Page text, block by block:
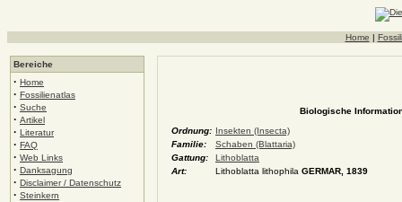
Home |
Bereiche
· Home
· Fossilienatlas
· Suche
· Artikel
· Literatur
· FAQ
· Web Links
· Danksagung
· Disclaimer / Datenschutz
· Steinkern
Biologische
Ordnung: Insekten (Insecta)
Familie:
Schaben (Blattaria)
Gattung:
Lithoblatta
Art:
Lithoblatta lithophila GERMAR, 1839